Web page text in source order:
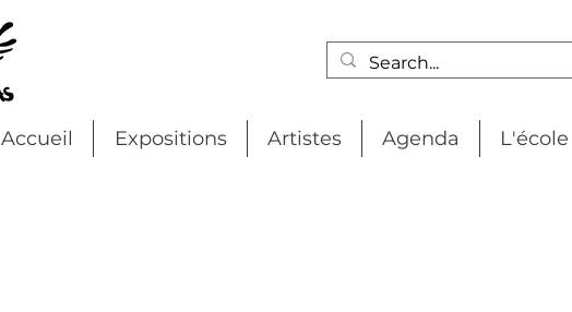
Accueil Expositions Artistes Agenda L'école